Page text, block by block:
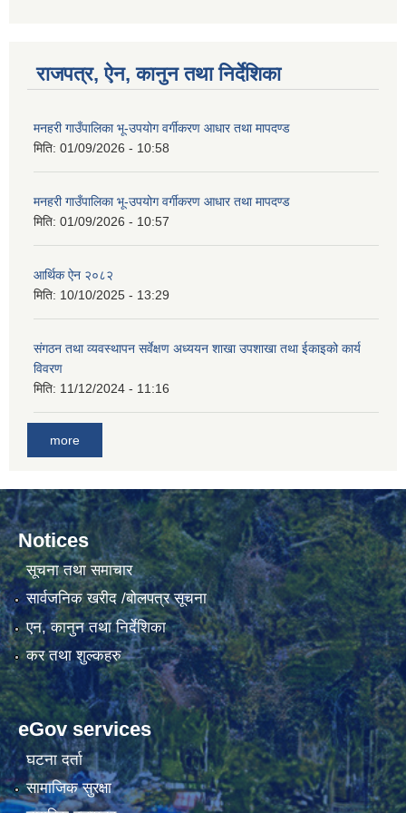
राजपत्र, ऐन, कानुन तथा निर्देशिका
मनहरी गाउँपालिका भू-उपयोग वर्गीकरण आधार तथा मापदण्ड
मिति: 01/09/2026 - 10:58
मनहरी गाउँपालिका भू-उपयोग वर्गीकरण आधार तथा मापदण्ड
मिति: 01/09/2026 - 10:57
आर्थिक ऐन २०८२
मिति: 10/10/2025 - 13:29
संगठन तथा व्यवस्थापन सर्वेक्षण अध्ययन शाखा उपशाखा तथा ईकाइको कार्य
विवरण
मिति: 11/12/2024 - 11:16
more
Notices
सूचना तथा समाचार
सार्वजनिक खरीद /बोलपत्र सूचना
एन, कानुन तथा निर्देशिका
कर तथा शुल्कहरु
eGov services
घटना दर्ता
सामाजिक सुरक्षा